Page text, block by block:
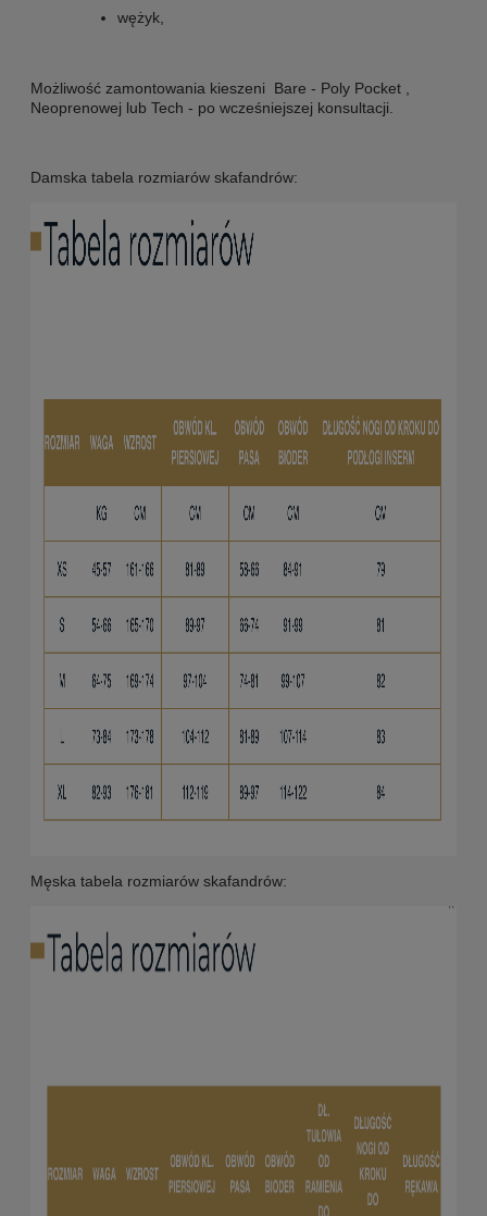
wężyk,
Możliwość zamontowania kieszeni Bare - Poly Pocket ,
Neoprenowej lub Tech - po wcześniejszej konsultacji.
Damska tabela rozmiarów skafandrów:
Męska tabela rozmiarów skafandrów: